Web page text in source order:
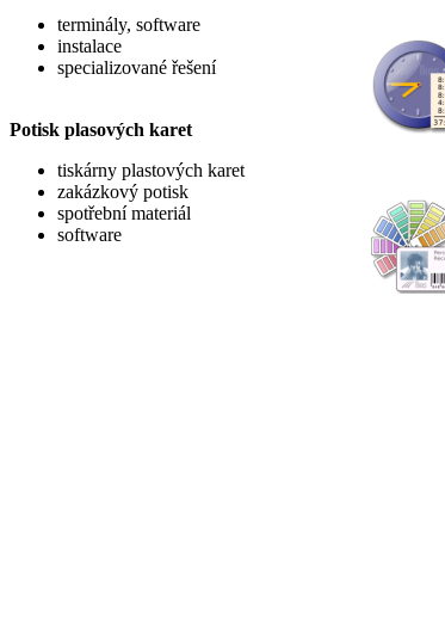
terminály, software
instalace
specializované řešení
Potisk plasových karet
tiskárny plastových karet
zakázkový potisk
spotřební materiál
software